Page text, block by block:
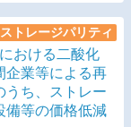
ストレージパリティ
おける二酸化
企業等による再